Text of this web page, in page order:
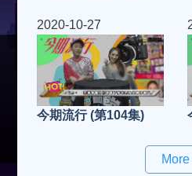
2020-10-27
今期流行 (第104集)
More